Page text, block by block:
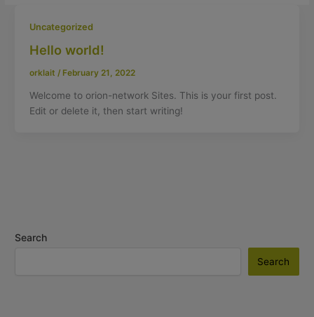
Uncategorized
Hello world!
orklait / February 21, 2022
Welcome to orion-network Sites. This is your first post.
Edit or delete it, then start writing!
Search
Search